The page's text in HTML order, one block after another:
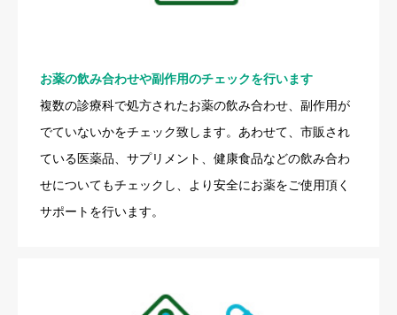
お薬の飲み合わせや副作用のチェックを行います
複数の診療科で処方されたお薬の飲み合わせ、副作用が
でていないかをチェック致します。あわせて、市販され
ている医薬品、サプリメント、健康食品などの飲み合わ
せについてもチェックし、より安全にお薬をご使用頂く
サポートを行います。